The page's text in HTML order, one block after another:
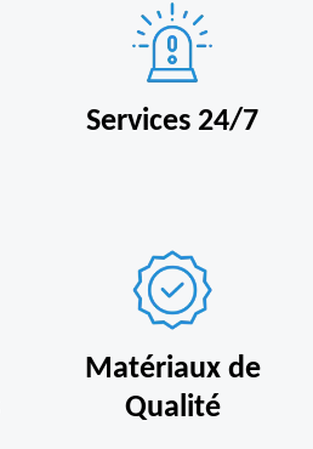
Services 24/7
Matériaux de
Qualité